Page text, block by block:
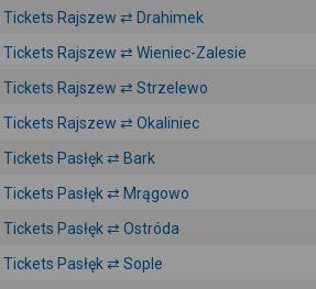
Tickets Rajszew ⇄ Drahimek
Tickets Rajszew ⇄ Wieniec-Zalesie
Tickets Rajszew ⇄ Strzelewo
Tickets Rajszew ⇄ Okaliniec
Tickets Pasłęk ⇄ Bark
Tickets Pasłęk ⇄ Mrągowo
Tickets Pasłęk ⇄ Ostróda
Tickets Pasłęk ⇄ Sople